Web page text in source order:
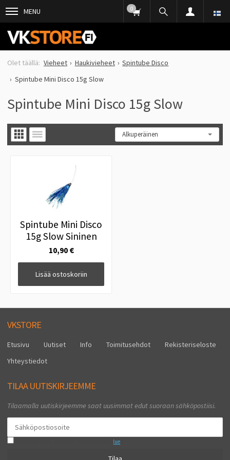
MENU 0
Vieheet Haukivieheet
Spintube Disco
Spintube Mini Disco 15g Slow
Spintube Mini Disco 15g Slow
Spintube Mini Disco
15g Slow Sininen
10,90 €
Lisää ostoskoriin
VKSTORE
Etusivu Uutiset Info Toimitusehdot
Rekisteriseloste
Yhteystiedot
TILAA UUTISKIRJEEMME
Tilaamalla uutiskirjeemme saat uusimmat edut suoraan sähköpostiisi.
lue